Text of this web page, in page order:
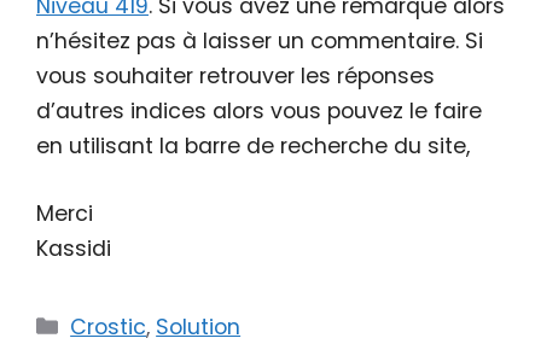
Niveau 419. Si vous avez une remarque alors
n’hésitez pas à laisser un commentaire. Si
vous souhaiter retrouver les réponses
d’autres indices alors vous pouvez le faire
en utilisant la barre de recherche du site,
Merci
Kassidi
Catégories
Crostic, Solution